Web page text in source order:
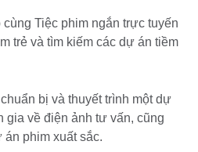
Tiệc phim ngắn trực tuyến
trẻ và tìm kiếm các dự án tiềm
bị và thuyết trình một dự
gia về điện ảnh tư vấn, cũng
phim xuất sắc.